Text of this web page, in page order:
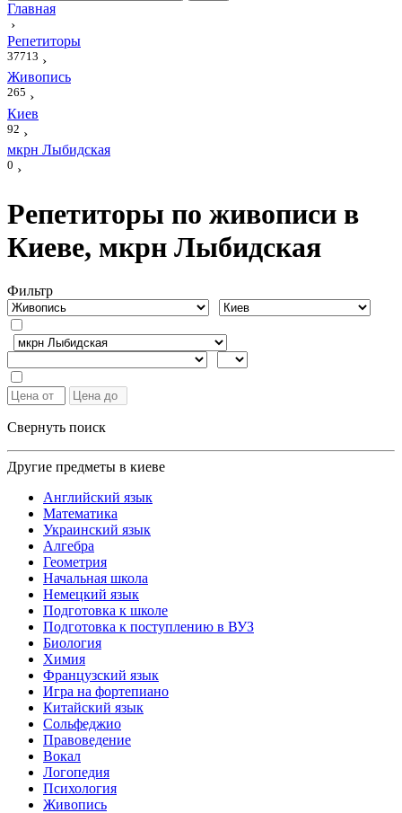
Главная
›
Репетиторы
37713 ›
Живопись
265 ›
Киев
92 ›
мкрн Лыбидская
0 ›
Репетиторы по живописи в
Киеве, мкрн Лыбидская
Фильтр
Свернуть поиск
Другие предметы в киеве
Английский язык
Математика
Украинский язык
Алгебра
Геометрия
Начальная школа
Немецкий язык
Подготовка к школе
Подготовка к поступлению в ВУЗ
Биология
Химия
Французский язык
Игра на фортепиано
Китайский язык
Сольфеджио
Правоведение
Вокал
Логопедия
Психология
Живопись